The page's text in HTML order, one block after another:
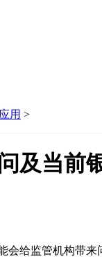
用 >
及当前
监管机构带来问